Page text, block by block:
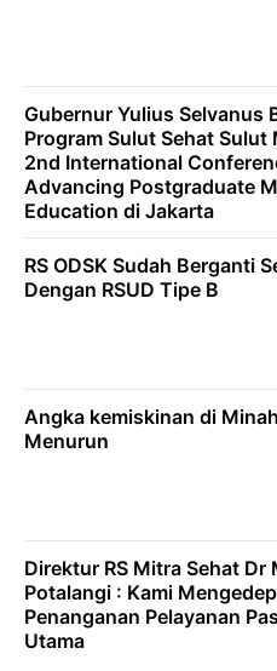
Gubernur Yulius Selvanus
Program Sulut Sehat Sulut
2nd International
Advancing Postgraduate
Education di Jakarta
RS ODSK Sudah Berganti
Dengan RSUD Tipe B
Angka kemiskinan di
Menurun
Direktur RS Mitra Sehat Dr
Potalangi : Kami
Penanganan Pelayanan
Utama